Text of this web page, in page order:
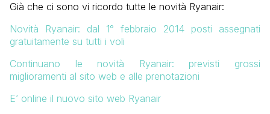
Già che ci sono vi ricordo tutte le novità Ryanair:
Novità Ryanair: dal 1° febbraio 2014 posti assegnati
gratuitamente su tutti i voli
Continuano le novità Ryanair: previsti grossi
miglioramenti al sito web e alle prenotazioni
E’ online il nuovo sito web Ryanair